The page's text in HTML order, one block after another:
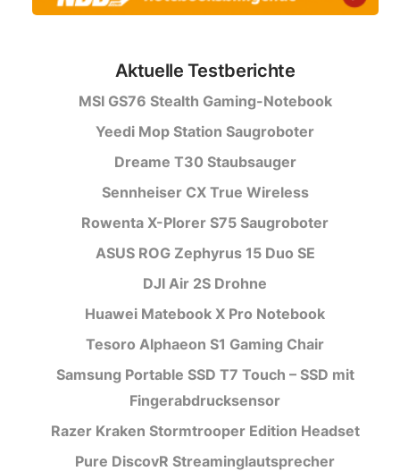
Aktuelle Testberichte
MSI GS76 Stealth Gaming-Notebook
Yeedi Mop Station Saugroboter
Dreame T30 Staubsauger
Sennheiser CX True Wireless
Rowenta X-Plorer S75 Saugroboter
ASUS ROG Zephyrus 15 Duo SE
DJI Air 2S Drohne
Huawei Matebook X Pro Notebook
Tesoro Alphaeon S1 Gaming Chair
Samsung Portable SSD T7 Touch – SSD mit
Fingerabdrucksensor
Razer Kraken Stormtrooper Edition Headset
Pure DiscovR Streaminglautsprecher